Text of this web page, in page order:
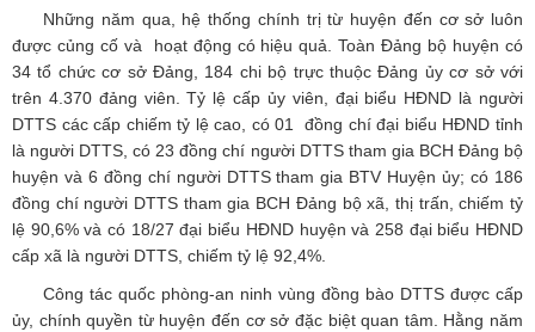
Những năm qua, hệ thống chính trị từ huyện đến cơ sở luôn
được củng cố và hoạt động có hiệu quả. Toàn Đảng bộ huyện có
34 tổ chức cơ sở Đảng, 184 chi bộ trực thuộc Đảng ủy cơ sở với
trên 4.370 đảng viên. Tỷ lệ cấp ủy viên, đại biểu HĐND là người
DTTS các cấp chiếm tỷ lệ cao, có 01 đồng chí đại biểu HĐND tỉnh
là người DTTS, có 23 đồng chí người DTTS tham gia BCH Đảng bộ
huyện và 6 đồng chí người DTTS tham gia BTV Huyện ủy; có 186
đồng chí người DTTS tham gia BCH Đảng bộ xã, thị trấn, chiếm tỷ
lệ 90,6% và có 18/27 đại biểu HĐND huyện và 258 đại biểu HĐND
cấp xã là người DTTS, chiếm tỷ lệ 92,4%.
Công tác quốc phòng-an ninh vùng đồng bào DTTS được cấp
ủy, chính quyền từ huyện đến cơ sở đặc biệt quan tâm. Hằng năm